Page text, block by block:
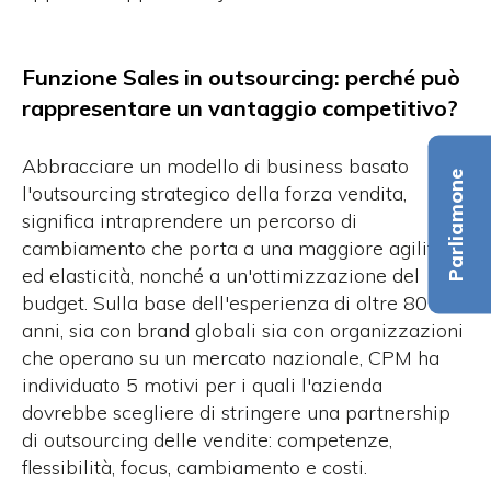
Parliamone
Funzione Sales in outsourcing: perché può
rappresentare un vantaggio competitivo?
Abbracciare un modello di business basato
l'outsourcing strategico della forza vendita,
significa intraprendere un percorso di
cambiamento che porta a una maggiore agilità
ed elasticità, nonché a un'ottimizzazione del
budget. Sulla base dell'esperienza di oltre 80
anni, sia con brand globali sia con organizzazioni
che operano su un mercato nazionale, CPM ha
individuato 5 motivi per i quali l'azienda
dovrebbe scegliere di stringere una partnership
di outsourcing delle vendite: competenze,
flessibilità, focus, cambiamento e costi.